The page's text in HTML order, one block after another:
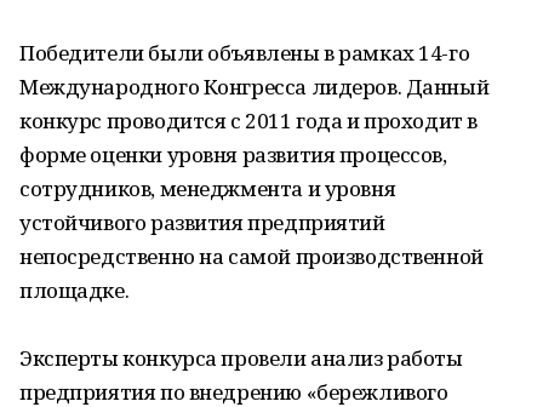
Победители были объявлены в рамках 14-го
Международного Конгресса лидеров. Данный
конкурс проводится с 2011 года и проходит в
форме оценки уровня развития процессов,
сотрудников, менеджмента и уровня
устойчивого развития предприятий
непосредственно на самой производственной
площадке.
Эксперты конкурса провели анализ работы
предприятия по внедрению «бережливого